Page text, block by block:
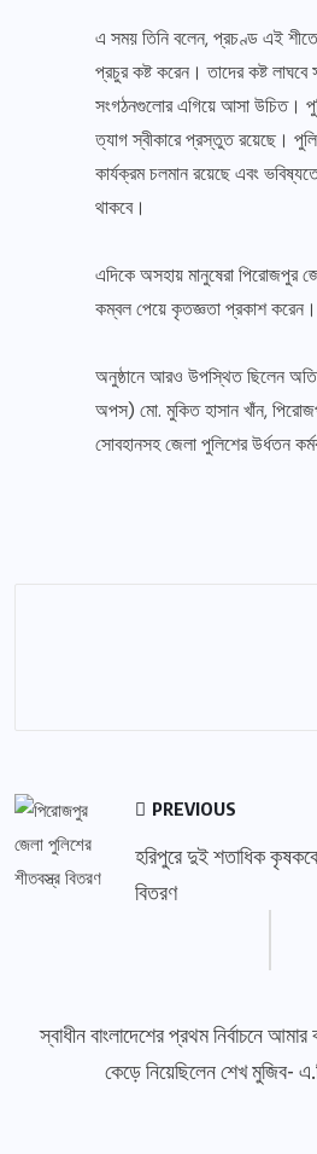
এ সময় তিনি বলেন, প্রচণ্ড এই
প্রচুর কষ্ট করেন। তাদের কষ্ট
সংগঠনগুলোর এগিয়ে আসা উচিত।
ত্যাগ স্বীকারে প্রস্তুত রয়েছে।
কার্যক্রম চলমান রয়েছে এবং
থাকবে।
এদিকে অসহায় মানুষেরা পিরোজপুর
কম্বল পেয়ে কৃতজ্ঞতা প্রকাশ করেন।
অনুষ্ঠানে আরও উপস্থিত ছিলেন
অপস) মো. মুকিত হাসান খাঁন,
সোবহানসহ জেলা পুলিশের উর্ধতন
PREVIOUS
হরিপুরে দুই শতাধিক
বিতরণ
স্বাধীন বাংলাদেশের প্রথম নির্বাচনে
কেড়ে নিয়েছিলেন শেখ মুজিব-